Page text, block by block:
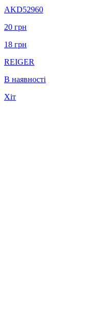
AKD52960
20 грн
18 грн
REIGER
В наявності
Хіт